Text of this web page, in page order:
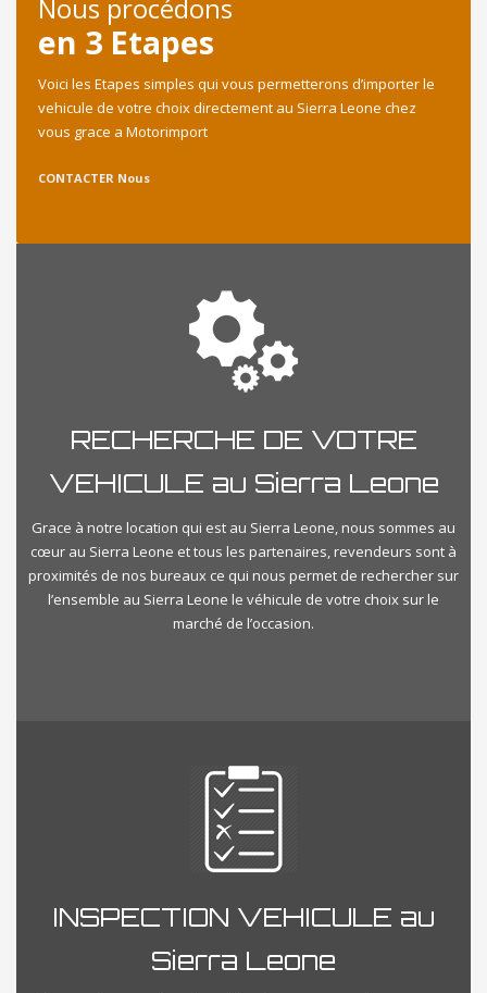
Nous procédons
en 3 Etapes
Voici les Etapes simples qui vous permetterons d’importer le
vehicule de votre choix directement au Sierra Leone chez
vous grace a Motorimport
CONTACTER Nous
RECHERCHE DE VOTRE
VEHICULE au Sierra Leone
Grace à notre location qui est au Sierra Leone, nous sommes au
cœur au Sierra Leone et tous les partenaires, revendeurs sont à
proximités de nos bureaux ce qui nous permet de rechercher sur
l’ensemble au Sierra Leone le véhicule de votre choix sur le
marché de l’occasion.
INSPECTION VEHICULE au
Sierra Leone